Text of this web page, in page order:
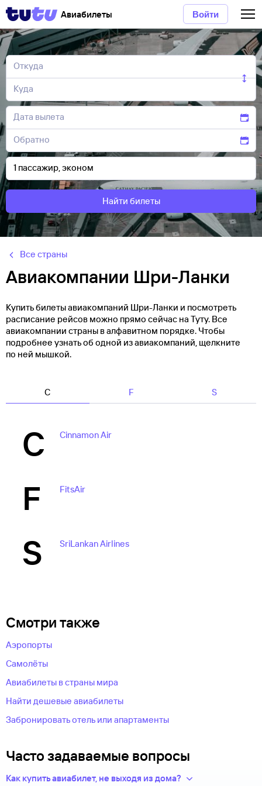
Авиабилеты Войти
Найти билеты
Все страны
Авиакомпании Шри-Ланки
Купить билеты авиакомпаний Шри-Ланки и посмотреть
расписание рейсов можно прямо сейчас на Туту. Все
авиакомпании страны в алфавитном порядке. Чтобы
подробнее узнать об одной из авиакомпаний, щелкните
по ней мышкой.
C F S
C Cinnamon Air
F FitsAir
S SriLankan Airlines
Смотри также
Аэропорты
Самолёты
Авиабилеты в страны мира
Найти дешевые авиабилеты
Забронировать отель или апартаменты
Часто задаваемые вопросы
Как купить авиабилет, не выходя из дома?